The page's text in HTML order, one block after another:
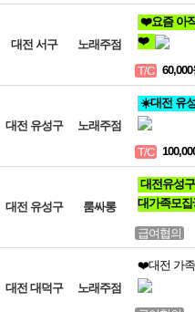
대전 서구 노래주점
❤️요즘 아
❤️
T/C 60,000
대전 유성구 노래주점
☀️대전 유
T/C
대전 유성구 룸싸롱
대전유성
대가족모
급여협의
대전 대덕구 노래주점
❤️대전 가